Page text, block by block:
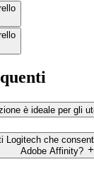
è ideale per gli
Logitech che
Adobe Affinity?